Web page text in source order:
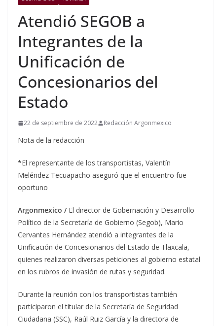
Atendió SEGOB a
Integrantes de la
Unificación de
Concesionarios del
Estado
22 de septiembre de 2022 Redacción Argonmexico
Nota de la redacción
*El representante de los transportistas, Valentín
Meléndez Tecuapacho aseguró que el encuentro fue
oportuno
Argonmexico / El director de Gobernación y Desarrollo
Político de la Secretaría de Gobierno (Segob), Mario
Cervantes Hernández atendió a integrantes de la
Unificación de Concesionarios del Estado de Tlaxcala,
quienes realizaron diversas peticiones al gobierno estatal
en los rubros de invasión de rutas y seguridad.
Durante la reunión con los transportistas también
participaron el titular de la Secretaría de Seguridad
Ciudadana (SSC), Raúl Ruiz García y la directora de